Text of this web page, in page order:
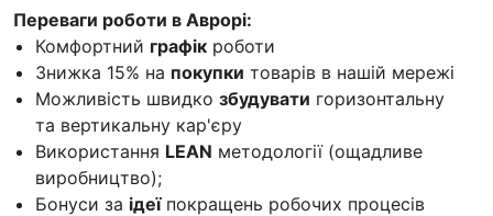
Переваги роботи в Аврорі:
Комфортний графік роботи
Знижка 15% на покупки товарів в нашій мережі
Можливість швидко збудувати горизонтальну
та вертикальну кар'єру
Використання LEAN методології (ощадливе
виробництво);
Бонуси за ідеїпокращень робочих процесів